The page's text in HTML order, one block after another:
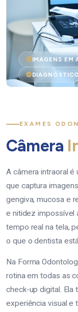
IMAGENS EM
EXAMES
Câmera
A câmera intraoral
que captura
gengiva, mucosa e
e nitidez impossível
tempo real na tela,
o que o dentista
Na Forma
rotina em todas as
check-up digital.
experiência visual e